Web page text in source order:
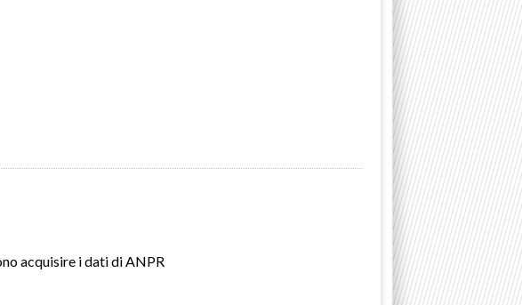
acquisire i dati di ANPR